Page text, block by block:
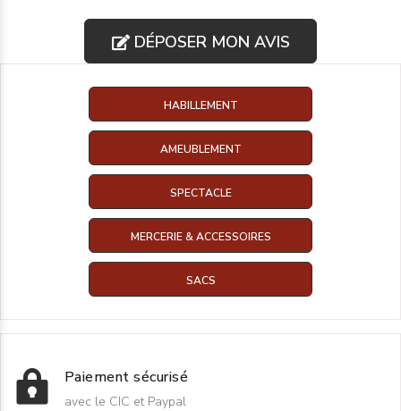
DÉPOSER MON AVIS
HABILLEMENT
AMEUBLEMENT
SPECTACLE
MERCERIE & ACCESSOIRES
SACS
Paiement sécurisé
avec le CIC et Paypal